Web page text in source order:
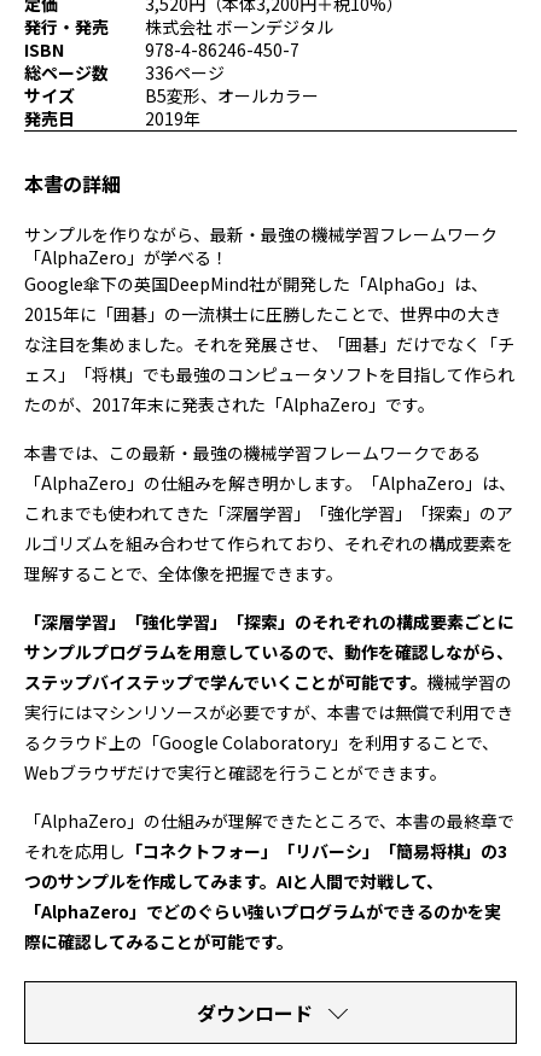
プログラミング/ウェブ
ファッション/デザイン/他
発行・発売
株式会社 ボーンデジタル
ISBN
978-4-86246-450-7
総ページ数
336ページ
サイズ
B5変形、オールカラー
発売日
2019年
本書の詳細
サンプルを作りながら、最新・最強の機械学習フレームワーク
「AlphaZero」が学べる！
Google傘下の英国DeepMind社が開発した「AlphaGo」は、
2015年に「囲碁」の一流棋士に圧勝したことで、世界中の大き
な注目を集めました。それを発展させ、「囲碁」だけでなく「チ
ェス」「将棋」でも最強のコンピュータソフトを目指して作られ
たのが、2017年末に発表された「AlphaZero」です。
本書では、この最新・最強の機械学習フレームワークである
「AlphaZero」の仕組みを解き明かします。「AlphaZero」は、
これまでも使われてきた「深層学習」「強化学習」「探索」のア
ルゴリズムを組み合わせて作られており、それぞれの構成要素を
理解することで、全体像を把握できます。
「深層学習」「強化学習」「探索」のそれぞれの構成要素ごとに
サンプルプログラムを用意しているので、動作を確認しながら、
ステップバイステップで学んでいくことが可能です。 機械学習の
実行にはマシンリソースが必要ですが、本書では無償で利用でき
るクラウド上の「Google Colaboratory」を利用することで、
Webブラウザだけで実行と確認を行うことができます。
「AlphaZero」の仕組みが理解できたところで、本書の最終章で
それを応用し 「コネクトフォー」「リバーシ」「簡易将棋」の3
つのサンプルを作成してみます。AIと人間で対戦して、
「AlphaZero」でどのぐらい強いプログラムができるのかを実
際に確認してみることが可能です。
ダウンロード